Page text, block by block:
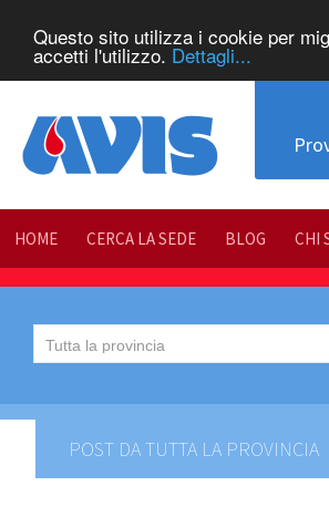
Questo sito utilizza i cookie per
accetti l'utilizzo. Dettagli...
HOME CERCA LA SEDE BLOG CHI
POST DA TUTTA LA PROVINCIA